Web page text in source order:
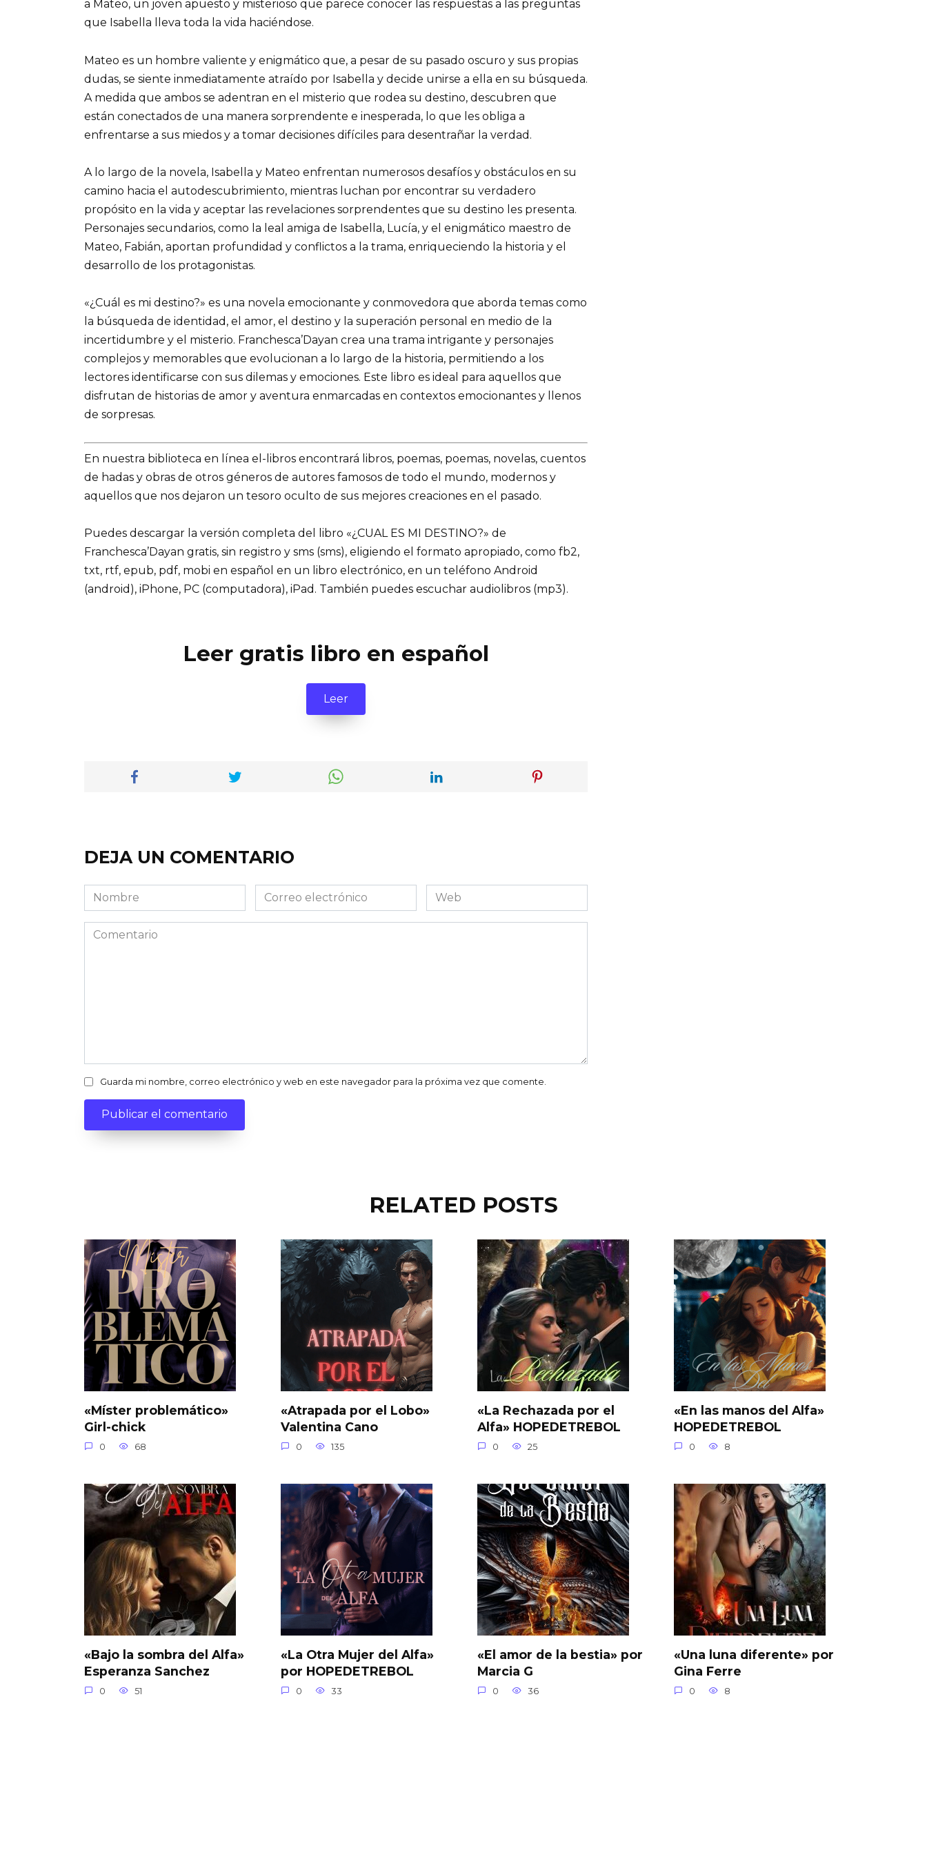
a Mateo, un joven apuesto y misterioso que parece conocer las respuestas a las preguntas
que Isabella lleva toda la vida haciéndose.
Mateo es un hombre valiente y enigmático que, a pesar de su pasado oscuro y sus propias
dudas, se siente inmediatamente atraído por Isabella y decide unirse a ella en su búsqueda.
A medida que ambos se adentran en el misterio que rodea su destino, descubren que
están conectados de una manera sorprendente e inesperada, lo que les obliga a
enfrentarse a sus miedos y a tomar decisiones difíciles para desentrañar la verdad.
A lo largo de la novela, Isabella y Mateo enfrentan numerosos desafíos y obstáculos en su
camino hacia el autodescubrimiento, mientras luchan por encontrar su verdadero
propósito en la vida y aceptar las revelaciones sorprendentes que su destino les presenta.
Personajes secundarios, como la leal amiga de Isabella, Lucía, y el enigmático maestro de
Mateo, Fabián, aportan profundidad y conflictos a la trama, enriqueciendo la historia y el
desarrollo de los protagonistas.
«¿Cuál es mi destino?» es una novela emocionante y conmovedora que aborda temas como
la búsqueda de identidad, el amor, el destino y la superación personal en medio de la
incertidumbre y el misterio. Franchesca’Dayan crea una trama intrigante y personajes
complejos y memorables que evolucionan a lo largo de la historia, permitiendo a los
lectores identificarse con sus dilemas y emociones. Este libro es ideal para aquellos que
disfrutan de historias de amor y aventura enmarcadas en contextos emocionantes y llenos
de sorpresas.
En nuestra biblioteca en línea el-libros encontrará libros, poemas, poemas, novelas, cuentos
de hadas y obras de otros géneros de autores famosos de todo el mundo, modernos y
aquellos que nos dejaron un tesoro oculto de sus mejores creaciones en el pasado.
Puedes descargar la versión completa del libro «¿CUAL ES MI DESTINO?» de
Franchesca’Dayan gratis, sin registro y sms (sms), eligiendo el formato apropiado, como fb2,
txt, rtf, epub, pdf, mobi en español en un libro electrónico, en un teléfono Android
(android), iPhone, PC (computadora), iPad. También puedes escuchar audiolibros (mp3).
Leer gratis libro en español
Leer
DEJA UN COMENTARIO
Nombre
Correo
electrónico
Web
Comentario
Guarda mi nombre, correo electrónico y web en este navegador para la próxima vez que comente.
RELATED POSTS
«Míster problemático»
Girl-chick
0 68
«Atrapada por el Lobo»
Valentina Cano
0 135
«La Rechazada por el
Alfa» HOPEDETREBOL
0 25
«En las manos del Alfa»
HOPEDETREBOL
0 8
«Bajo la sombra del Alfa»
Esperanza Sanchez
0 51
«La Otra Mujer del Alfa»
por HOPEDETREBOL
0 33
«El amor de la bestia» por
Marcia G
0 36
«Una luna diferente» por
Gina Ferre
0 8